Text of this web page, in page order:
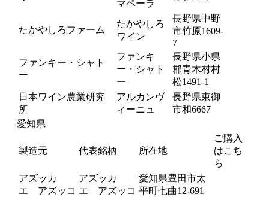
マペーラ
たかやしろファーム
たかやしろ
ワイン
長野県中野
市竹原1609-
7
ファンキー・シャト
ー
ファンキ
ー・シャト
ー
長野県小県
郡青木村村
松1491-1
日本ワイン農業研究
所
アルカンヴ
ィーニュ
長野県東御
市和6667
愛知県
製造元 代表銘柄 所在地
ご購入
はこち
ら
アズッカ
エ アズッコ
アズッカ
エ アズッコ
愛知県豊田市太
平町七曲12-691